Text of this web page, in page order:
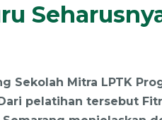
Sekolah Mitra LPTK
pelatihan tersebut